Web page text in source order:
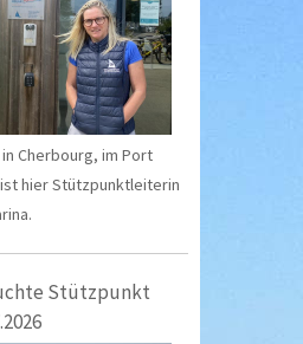
Cherbourg, im Port
hier Stützpunktleiterin
Stützpunkt